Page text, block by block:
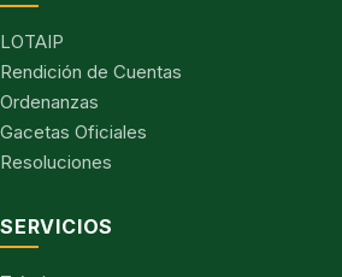
LOTAIP
Rendición de Cuentas
Ordenanzas
Gacetas Oficiales
Resoluciones
SERVICIOS